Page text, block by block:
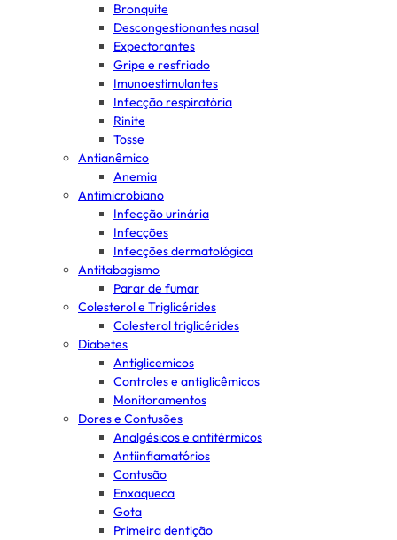
Bronquite
Descongestionantes nasal
Expectorantes
Gripe e resfriado
Imunoestimulantes
Infecção respiratória
Rinite
Tosse
Antianêmico
Anemia
Antimicrobiano
Infecção urinária
Infecções
Infecções dermatológica
Antitabagismo
Parar de fumar
Colesterol e Triglicérides
Colesterol triglicérides
Diabetes
Antiglicemicos
Controles e antiglicêmicos
Monitoramentos
Dores e Contusões
Analgésicos e antitérmicos
Antiinflamatórios
Contusão
Enxaqueca
Gota
Primeira dentição